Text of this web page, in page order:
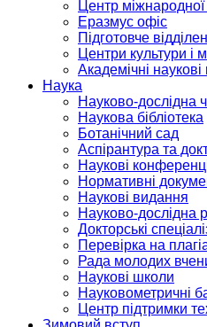
Центр міжнародної
Еразмус офіс
Підготовче
Центри культури і
Академічні наукові
Наука
Науково-дослідна
Наукова бібліотека
Ботанічний сад
Аспірантура та
Наукові
Нормативні
Наукові видання
Науково-дослідна
Докторські
Перевірка на
Рада молодих
Наукові школи
Науковометричні
Центр підтримки